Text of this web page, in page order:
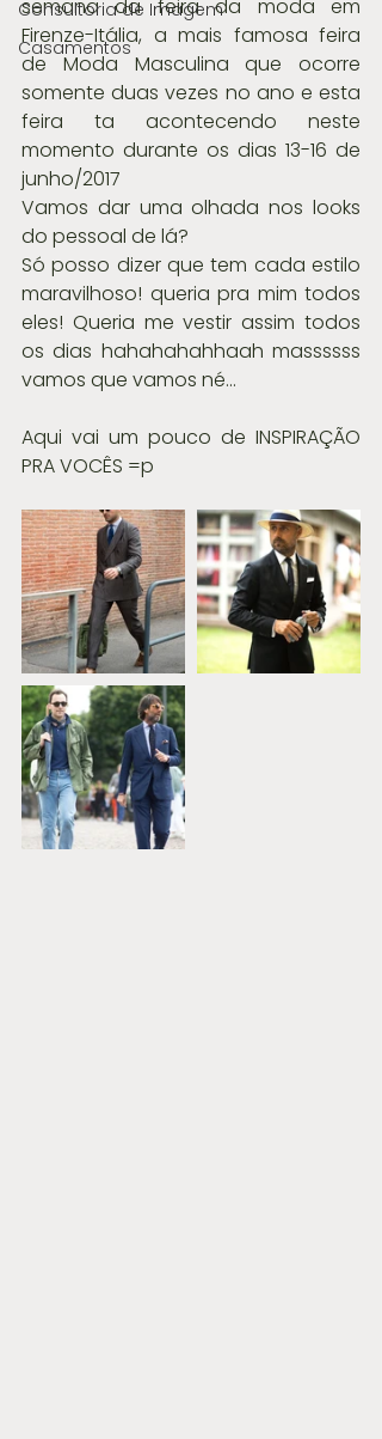
Consultoria de Imagem
Casamentos
semana da feira da moda em
Firenze-Itália, a mais famosa feira
de Moda Masculina que ocorre
somente duas vezes no ano e esta
feira ta acontecendo neste
momento durante os dias 13-16 de
junho/2017
Vamos dar uma olhada nos looks
do pessoal de lá?
Só posso dizer que tem cada estilo
maravilhoso! queria pra mim todos
eles! Queria me vestir assim todos
os dias hahahahahhaah massssss
vamos que vamos né...
Aqui vai um pouco de INSPIRAÇÃO
PRA VOCÊS =p